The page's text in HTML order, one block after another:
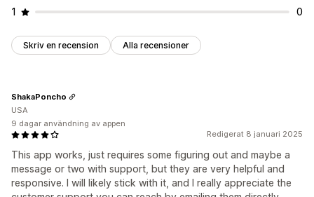
1
0
Skriv en recension Alla recensioner
Redigerat 8 januari 2025
This app works, just requires some figuring out and maybe a
message or two with support, but they are very helpful and
responsive. I will likely stick with it, and I really appreciate the
ShakaPoncho
USA
9 dagar användning av appen